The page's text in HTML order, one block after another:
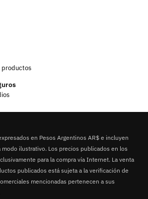
productos
en Pesos Argentinos AR$ e incluyen
modo ilustrativo. Los precios publicados en los
para la compra vía Internet. La venta
publicados está sujeta a la verificación de
mencionadas pertenecen a sus